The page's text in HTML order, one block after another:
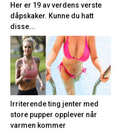
Her er 19 av verdens verste
dåpskaker. Kunne du hatt
disse...
Irriterende ting jenter med
store pupper opplever når
varmen kommer